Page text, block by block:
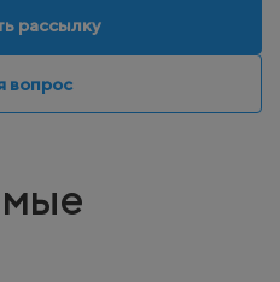
рассылку
вопрос